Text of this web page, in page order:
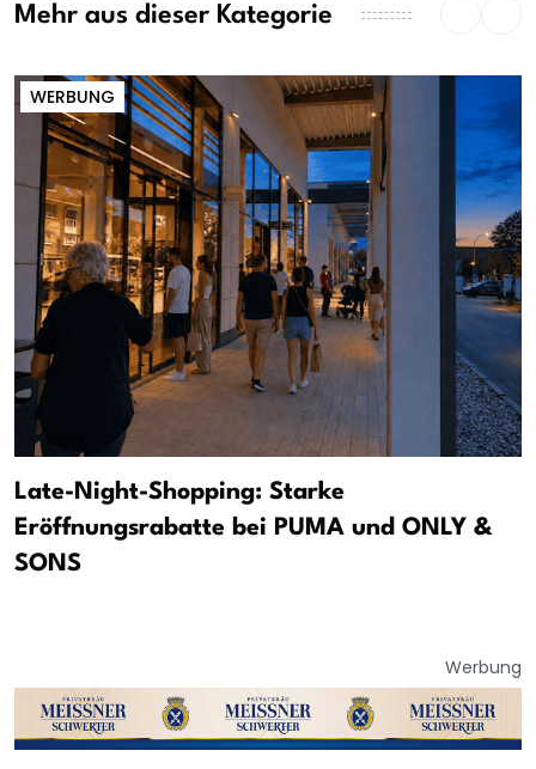
Mehr aus dieser Kategorie
WERBUNG
Late-Night-Shopping: Starke
Eröffnungsrabatte bei PUMA und ONLY &
SONS
Werbung